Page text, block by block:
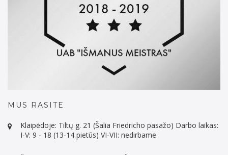
MUS RASITE
Klaipėdoje: Tiltų g. 21 (Šalia Friedricho pasažo) Darbo laikas:
I-V: 9 - 18 (13-14 pietūs) VI-VII: nedirbame